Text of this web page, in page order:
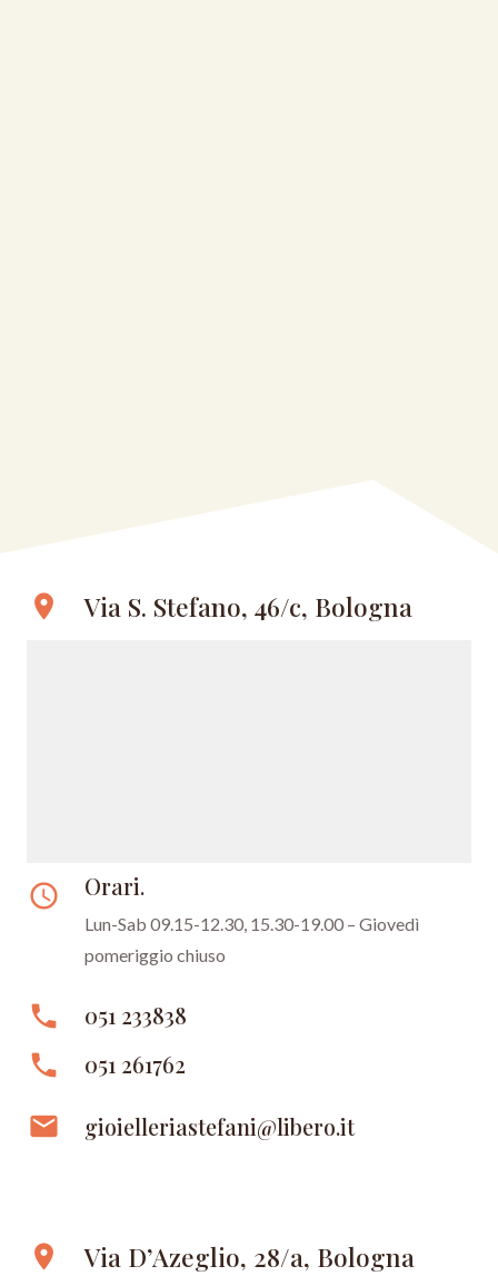
location_on Via S. Stefano, 46/c, Bologna
access_time Orari.
Lun-Sab 09.15-12.30, 15.30-19.00 – Giovedì
pomeriggio chiuso
phone 051 233838
phone 051 261762
email gioielleriastefani@libero.it
location_on Via D’Azeglio, 28/a, Bologna